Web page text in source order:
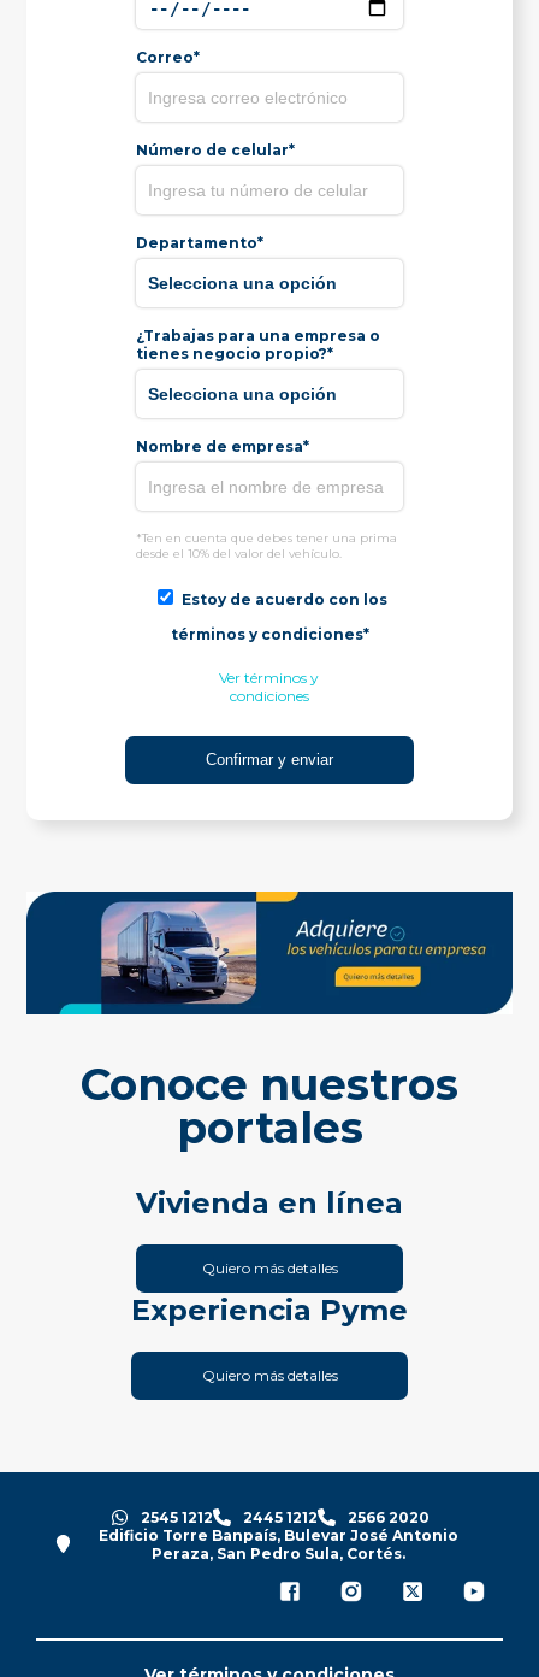
Correo*
Número de celular*
Departamento*
¿Trabajas para una empresa o
tienes negocio propio?*
Nombre de empresa*
*Ten en cuenta que debes tener una prima
desde el 10% del valor del vehículo.
Estoy de acuerdo con los
términos y condiciones*
Ver términos y
condiciones
Conoce nuestros
portales
Vivienda en línea
Quiero más detalles
Experiencia Pyme
Quiero más detalles
2545 1212 2445 1212
2566 2020
Edificio Torre Banpaís, Bulevar José Antonio
Peraza, San Pedro Sula, Cortés.